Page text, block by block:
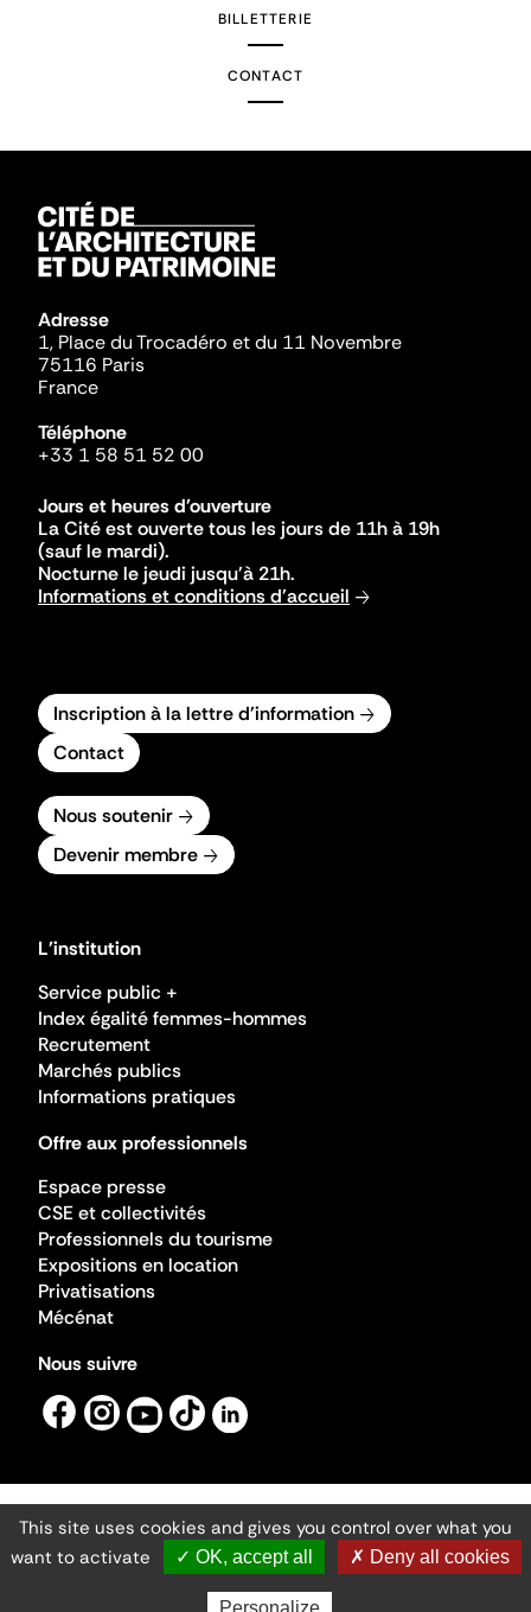
BILLETTERIE
CONTACT
Adresse
1, Place du Trocadéro et du 11 Novembre
75116 Paris
France
Téléphone
+33 1 58 51 52 00
Jours et heures d'ouverture
La Cité est ouverte tous les jours de 11h à 19h
(sauf le mardi).
Nocturne le jeudi jusqu'à 21h.
Informations et conditions d'accueil
Inscription à la lettre d'information
Contact
Nous soutenir
Devenir membre
L'institution
Service public +
Index égalité femmes-hommes
Recrutement
Marchés publics
Informations pratiques
Offre aux professionnels
Espace presse
CSE et collectivités
Professionnels du tourisme
Expositions en location
Privatisations
Mécénat
Nous suivre
Mentions légales
Gestion des cookies
Accessibilité numérique
Ministère de la Culture ©2026
- Cité de l'architecture et du patrimoine
This site uses cookies and gives you control over what you
want to activate
✓ OK, accept all ✗ Deny all cookies
Personalize